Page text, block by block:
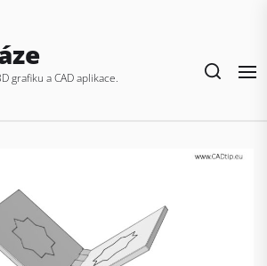
grafiku a CAD aplikace.